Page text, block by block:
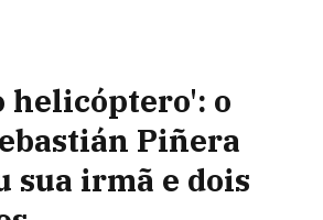
helicóptero': o
Piñera
sua irmã e dois